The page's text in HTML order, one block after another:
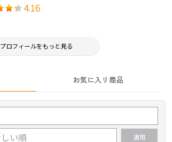
4.16
プロフィールをもっと見る
お気に入り商品